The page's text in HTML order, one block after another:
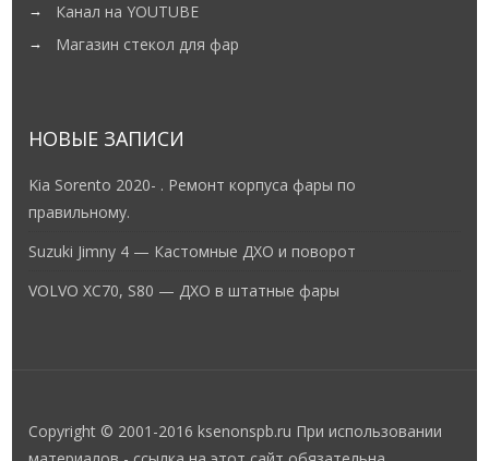
Канал на YOUTUBE
Магазин стекол для фар
НОВЫЕ ЗАПИСИ
Kia Sorento 2020- . Ремонт корпуса фары по
правильному.
Suzuki Jimny 4 — Кастомные ДХО и поворот
VOLVO XC70, S80 — ДХО в штатные фары
Copyright © 2001-2016 ksenonspb.ru При использовании